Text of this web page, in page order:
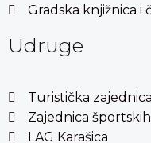
Gradska knjižnica i
Udruge
Turistička
Zajednica
LAG Karašica